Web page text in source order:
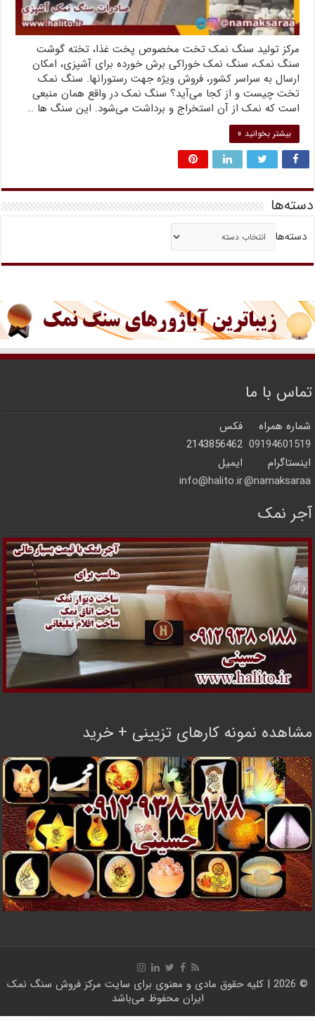
مرکز تولید سنگ نمک تخت مخصوص پخت غذا، تخته گوشت
سنگ نمک، سنگ نمک خوراکی برش خورده برای آشپزی، امکان
ارسال به سراسر کشور، فروش ویژه جهت رستورانها. سنگ نمک
تخت چیست و از کجا می‌آید؟ سنگ نمک در واقع همان منبعی
است که نمک از آن استخراج و برداشت می‌شود. این سنگ ها …
بیشتر بخوانید »
دسته‌ها
دسته‌ها
تماس با ما
شماره همراه
فکس
09194601519
2143856462
اینستاگرام
ایمیل
namaksaraa@
info@halito.ir
آجر نمک
مشاهده نمونه کارهای تزیینی + خرید
© 2026 | کلیه حقوق مادی و معنوی برای سایت
مرکز فروش سنگ نمک
ایرانمحفوظ می‌باشد